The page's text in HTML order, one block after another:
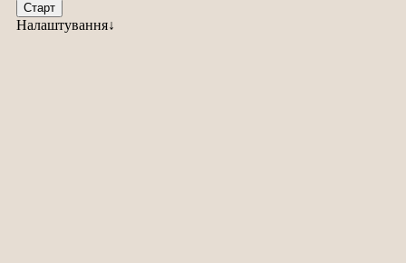
Старт
Налаштування↓